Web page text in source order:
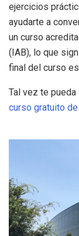
ejercicios
ayudarte a
un curso
(IAB), lo que
final del curso
Tal vez te pueda
curso gratuito